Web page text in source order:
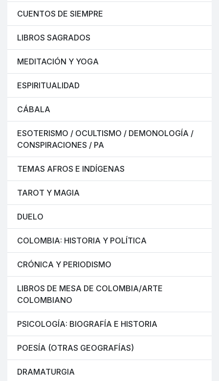
CUENTOS DE SIEMPRE
LIBROS SAGRADOS
MEDITACIÓN Y YOGA
ESPIRITUALIDAD
CÁBALA
ESOTERISMO / OCULTISMO / DEMONOLOGÍA /
CONSPIRACIONES / PA
TEMAS AFROS E INDÍGENAS
TAROT Y MAGIA
DUELO
COLOMBIA: HISTORIA Y POLÍTICA
CRÓNICA Y PERIODISMO
LIBROS DE MESA DE COLOMBIA/ARTE
COLOMBIANO
PSICOLOGÍA: BIOGRAFÍA E HISTORIA
POESÍA (OTRAS GEOGRAFÍAS)
DRAMATURGIA